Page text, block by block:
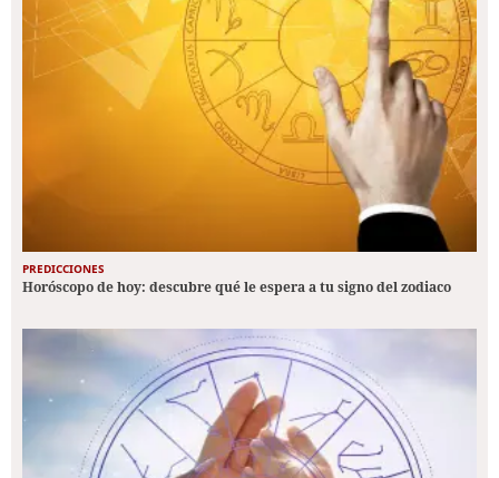
PREDICCIONES
Horóscopo de hoy: descubre qué le espera a tu signo del zodiaco